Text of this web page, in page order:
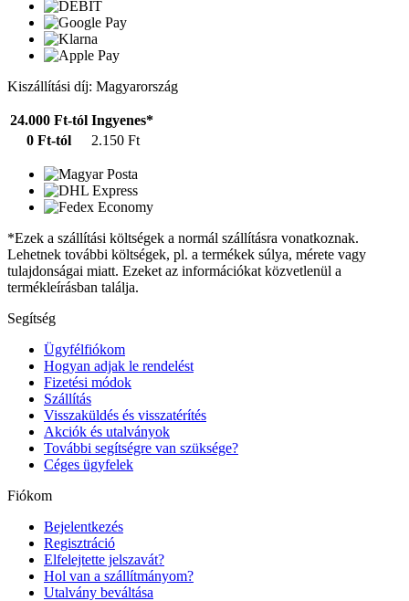
Kiszállítási díj: Magyarország
24.000 Ft-tól Ingyenes*
0 Ft-tól
2.150 Ft
*Ezek a szállítási költségek a normál szállításra vonatkoznak.
Lehetnek további költségek, pl. a termékek súlya, mérete vagy
tulajdonságai miatt. Ezeket az információkat közvetlenül a
termékleírásban találja.
Segítség
Ügyfélfiókom
Hogyan adjak le rendelést
Fizetési módok
Szállítás
Visszaküldés és visszatérítés
Akciók és utalványok
További segítségre van szüksége?
Céges ügyfelek
Fiókom
Bejelentkezés
Regisztráció
Elfelejtette jelszavát?
Hol van a szállítmányom?
Utalvány beváltása